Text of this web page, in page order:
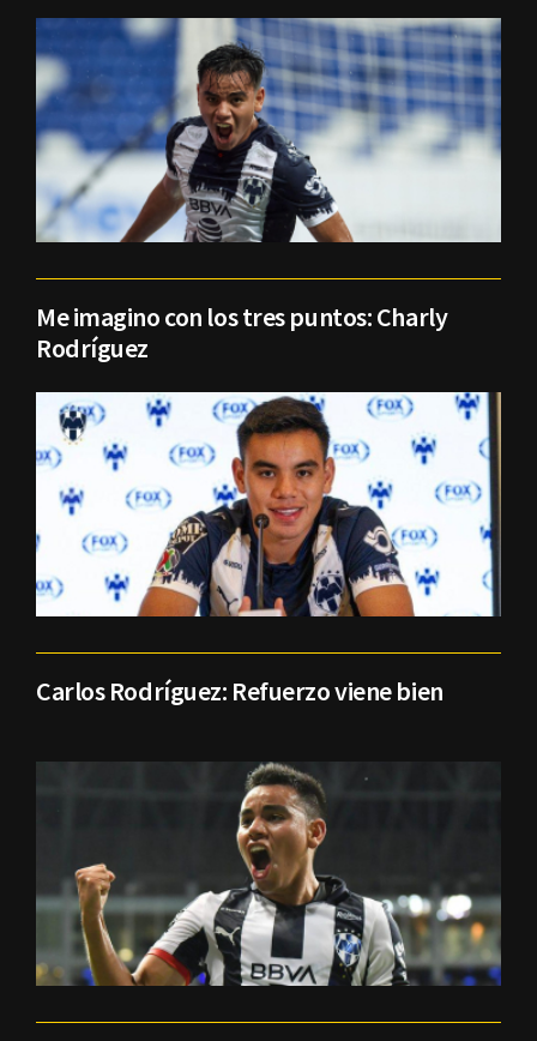
Me imagino con los tres puntos: Charly
Rodríguez
Carlos Rodríguez: Refuerzo viene bien